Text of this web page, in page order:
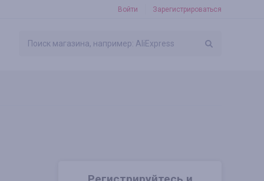
Войти Зарегистрироваться